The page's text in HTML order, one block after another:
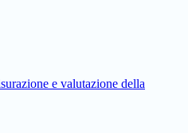
e valutazione della